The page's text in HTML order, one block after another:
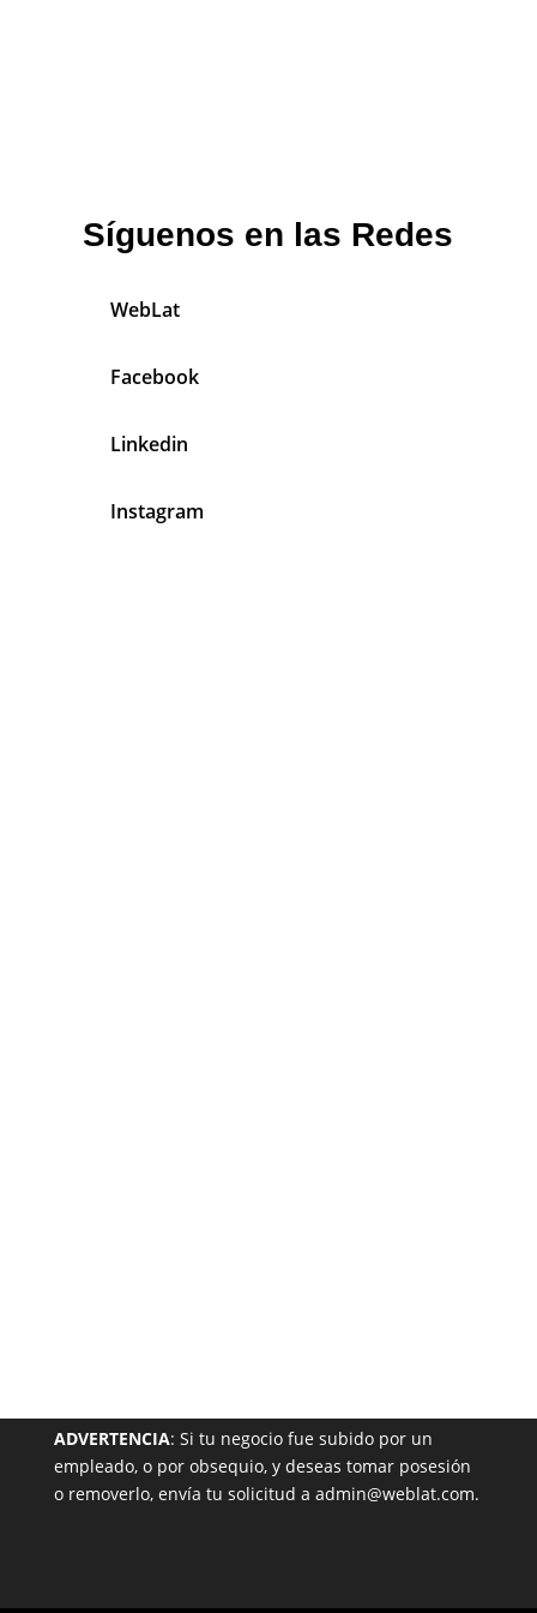
Síguenos en las Redes
WebLat
Facebook
Linkedin
Instagram
ADVERTENCIA: Si tu negocio fue subido por un
empleado, o por obsequio, y deseas tomar posesión
o removerlo, envía tu solicitud a admin@weblat.com.